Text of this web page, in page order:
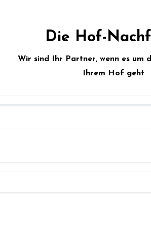
Die Hof-
Wir sind Ihr Partner, wenn es um
Ihrem Hof geht